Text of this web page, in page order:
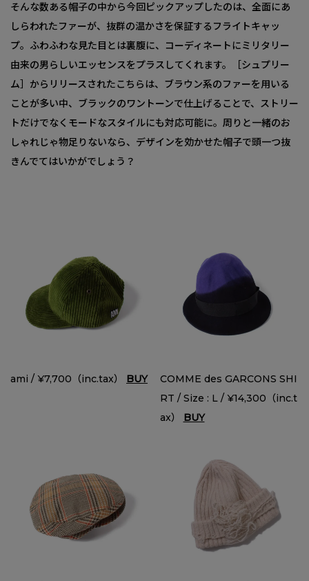
そんな数ある帽子の中から今回ピックアップしたのは、全面にあ
しらわれたファーが、抜群の温かさを保証するフライトキャッ
プ。ふわふわな見た目とは裏腹に、コーディネートにミリタリー
由来の男らしいエッセンスをプラスしてくれます。［シュプリー
ム］からリリースされたこちらは、ブラウン系のファーを用いる
ことが多い中、ブラックのワントーンで仕上げることで、ストリー
トだけでなくモードなスタイルにも対応可能に。周りと一緒のお
しゃれじゃ物足りないなら、デザインを効かせた帽子で頭一つ抜
きんでてはいかがでしょう？
ami / ¥7,700（inc.tax） BUY
COMME des GARCONS SHI
RT / Size : L / ¥14,300（inc.t
ax） BUY